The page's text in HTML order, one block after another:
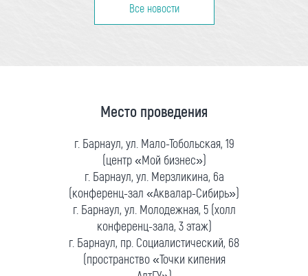
Все новости
Место проведения
г. Барнаул, ул. Мало-Тобольская, 19
(центр «Мой бизнес»)
г. Барнаул, ул. Мерзликина, 6а
(конференц-зал «Аквалар-Сибирь»)
г. Барнаул, ул. Молодежная, 5 (холл
конференц-зала, 3 этаж)
г. Барнаул, пр. Социалистический, 68
(пространство «Точки кипения